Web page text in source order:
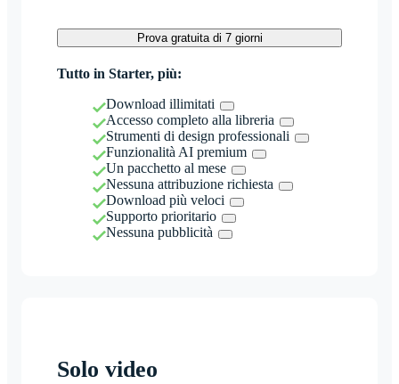
Prova gratuita di 7 giorni
Tutto in Starter, più:
Download illimitati
Accesso completo alla libreria
Strumenti di design professionali
Funzionalità AI premium
Un pacchetto al mese
Nessuna attribuzione richiesta
Download più veloci
Supporto prioritario
Nessuna pubblicità
Solo video